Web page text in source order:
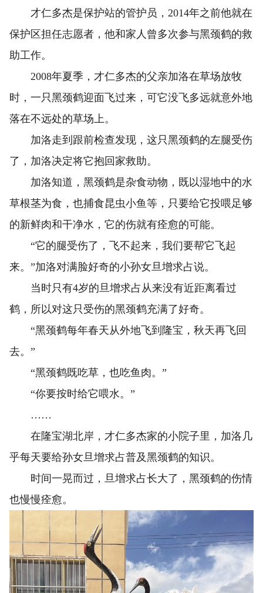
才仁多杰是保护站的管护员，2014年之前他就在
保护区担任志愿者，他和家人曾多次参与黑颈鹤的救
助工作。
2008年夏季，才仁多杰的父亲加洛在草场放牧
时，一只黑颈鹤迎面飞过来，可它没飞多远就意外地
落在不远处的草场上。
加洛走到跟前检查发现，这只黑颈鹤的左腿受伤
了，加洛决定将它抱回家救助。
加洛知道，黑颈鹤是杂食动物，既以湿地中的水
草根茎为食，也捕食昆虫小鱼等，只要给它投喂足够
的新鲜肉和干净水，它的伤就有痊愈的可能。
“它的腿受伤了，飞不起来，我们要帮它飞起
来。”加洛对满脸好奇的小孙女旦增求占说。
当时只有4岁的旦增求占从来没有近距离看过
鹤，所以对这只受伤的黑颈鹤充满了好奇。
“黑颈鹤每年春天从外地飞到隆宝，秋天再飞回
去。”
“黑颈鹤既吃草，也吃鱼肉。”
“你要按时给它喂水。”
……
在隆宝湖北岸，才仁多杰家的小院子里，加洛几
乎每天要给孙女旦增求占普及黑颈鹤的知识。
时间一晃而过，旦增求占长大了，黑颈鹤的伤情
也慢慢痊愈。